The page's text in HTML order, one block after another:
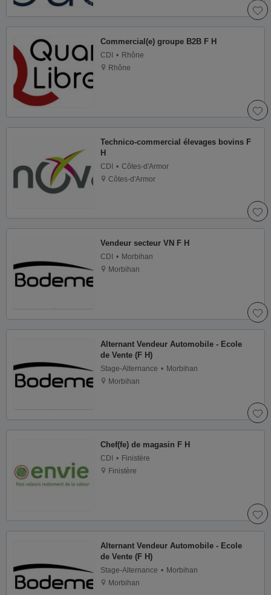
Commercial(e) groupe B2B F H
CDI
Rhône
Rhône
Technico-commercial élevages bovins F
H
CDI
Côtes-d'Armor
Côtes-d'Armor
Vendeur secteur VN F H
CDI
Morbihan
Morbihan
Alternant Vendeur Automobile - Ecole
de Vente (F H)
Stage-Alternance
Morbihan
Morbihan
Chef(fe) de magasin F H
CDI
Finistère
Finistère
Alternant Vendeur Automobile - Ecole
de Vente (F H)
Stage-Alternance
Morbihan
Morbihan